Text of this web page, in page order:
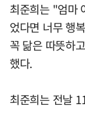
최준희는 "엄마
었다면 너무 행
꼭 닮은 따뜻하
했다.
최준희는 전날